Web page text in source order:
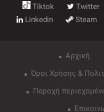
Tiktok Twitter
Linkedin
Steam
Αρχική
Όροι Χρήσης &
Παροχή